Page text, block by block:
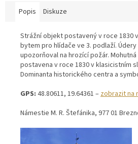
Popis Diskuze
Strážní objekt postavený v roce 1830
bytem pro hlídače ve 3. podlaží.
upozorňoval na hrozící požár.
postavena v roce 1830 v klasicistním
Dominanta historického centra a
GPS: 48.80611, 19.64361 –zobrazit na
Námestie M. R. Štefánika, 977 01